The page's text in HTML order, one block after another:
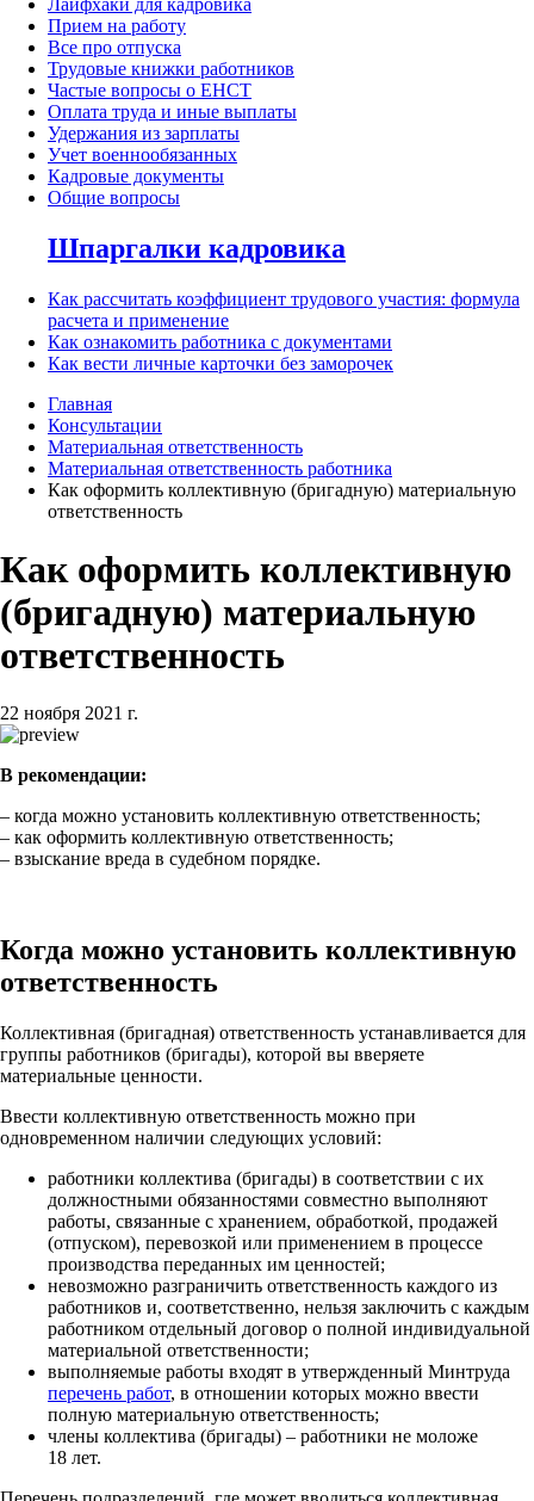
Лайфхаки для кадровика
Прием на работу
Все про отпуска
Трудовые книжки работников
Частые вопросы о ЕНСТ
Оплата труда и иные выплаты
Удержания из зарплаты
Учет военнообязанных
Кадровые документы
Общие вопросы
Шпаргалки кадровика
Как рассчитать коэффициент трудового участия: формула
расчета и применение
Как ознакомить работника с документами
Как вести личные карточки без заморочек
Главная
Консультации
Материальная ответственность
Материальная ответственность работника
Как оформить коллективную (бригадную) материальную
ответственность
Как оформить коллективную
(бригадную) материальную
ответственность
22 ноября 2021 г.
В рекомендации:
– когда можно установить коллективную ответственность;
– как оформить коллективную ответственность;
– взыскание вреда в судебном порядке.
Когда можно установить коллективную
ответственность
Коллективная (бригадная) ответственность устанавливается для
группы работников (бригады), которой вы вверяете
материальные ценности.
Ввести коллективную ответственность можно при
одновременном наличии следующих условий:
работники коллектива (бригады) в соответствии с их
должностными обязанностями совместно выполняют
работы, связанные с хранением, обработкой, продажей
(отпуском), перевозкой или применением в процессе
производства переданных им ценностей;
невозможно разграничить ответственность каждого из
работников и, соответственно, нельзя заключить с каждым
работником отдельный договор о полной индивидуальной
материальной ответственности;
выполняемые работы входят в утвержденный Минтруда
перечень работ, в отношении которых можно ввести
полную материальную ответственность;
члены коллектива (бригады) – работники не моложе
18 лет.